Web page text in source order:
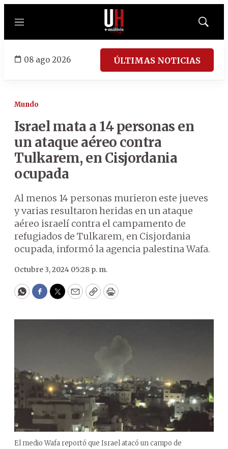
Menú
Mostrar
08 ago 2026 ÚLTIMAS NOTICIAS
Mundo
Israel mata a 14 personas en
un ataque aéreo contra
Tulkarem, en Cisjordania
ocupada
Al menos 14 personas murieron este jueves
y varias resultaron heridas en un ataque
aéreo israelí contra el campamento de
refugiados de Tulkarem, en Cisjordania
ocupada, informó la agencia palestina Wafa.
Octubre 3, 2024 05:28 p. m.
WhatsApp
Facebook
Twitter
EmailCopyPrint
El medio Wafa reportó que Israel atacó un campo de